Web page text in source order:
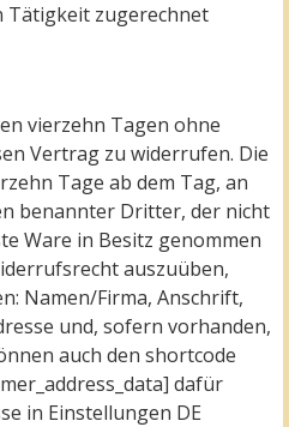
Tätigkeit zugerechnet
vierzehn Tagen ohne
Vertrag zu widerrufen. Die
Tage ab dem Tag, an
benannter Dritter, der nicht
Ware in Besitz genommen
auszuüben,
Namen/Firma, Anschrift,
und, sofern vorhanden,
auch den shortcode
dafür
in Einstellungen DE